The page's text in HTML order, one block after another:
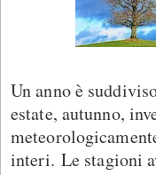
Un anno è
estate, autunno,
interi. Le stagioni